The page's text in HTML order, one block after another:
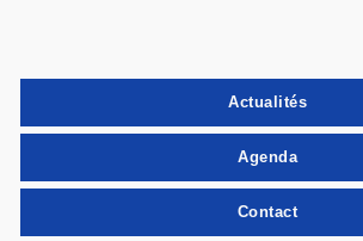
Actualités
Agenda
Contact